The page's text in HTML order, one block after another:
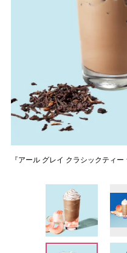
『アール グレイ クラシックティー